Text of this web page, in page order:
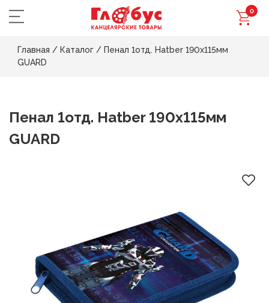
0
Главная / Каталог / Пенал 1отд. Hatber 190х115мм
GUARD
Пенал 1отд. Hatber 190х115мм
GUARD